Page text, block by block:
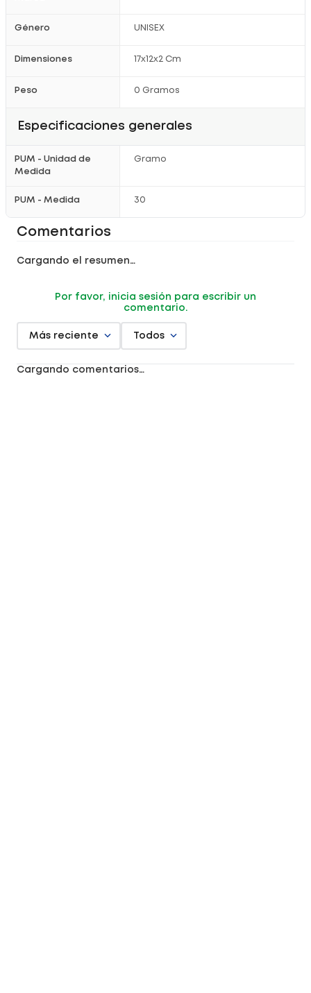
Género UNISEX
Dimensiones 17x12x2 Cm
Peso 0 Gramos
Especificaciones generales
PUM - Unidad de
Medida
Gramo
PUM - Medida 30
Comentarios
Cargando el resumen…
Por favor, inicia sesión para escribir un
comentario.
Más reciente Todos
Cargando comentarios…